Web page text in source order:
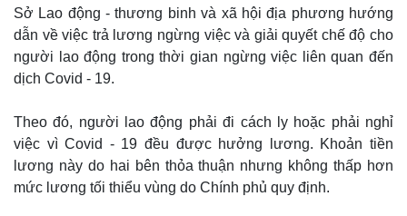
Thế giới
Quan sát
Multimedia
Video
Sở Lao động - thương binh và xã hội địa phương hướng
dẫn về việc trả lương ngừng việc và giải quyết chế độ cho
người lao động trong thời gian ngừng việc liên quan đến
dịch Covid - 19.
Theo đó, người lao động phải đi cách ly hoặc phải nghỉ
việc vì Covid - 19 đều được hưởng lương. Khoản tiền
lương này do hai bên thỏa thuận nhưng không thấp hơn
mức lương tối thiểu vùng do Chính phủ quy định.